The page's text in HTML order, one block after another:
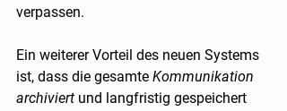
verpassen.
Ein weiterer Vorteil des neuen Systems
ist, dass die gesamte Kommunikation
archiviert und langfristig gespeichert